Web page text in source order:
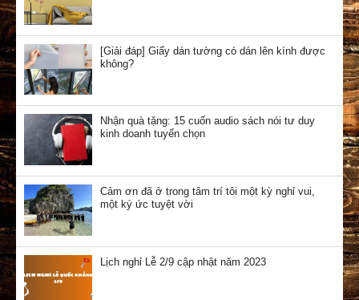
[Giải đáp] Giấy dán tường có dán lên kính được
không?
Nhận quà tặng: 15 cuốn audio sách nói tư duy
kinh doanh tuyển chọn
Cảm ơn đã ở trong tâm trí tôi một kỳ nghỉ vui,
một ký ức tuyệt vời
Lịch nghỉ Lễ 2/9 cập nhật năm 2023